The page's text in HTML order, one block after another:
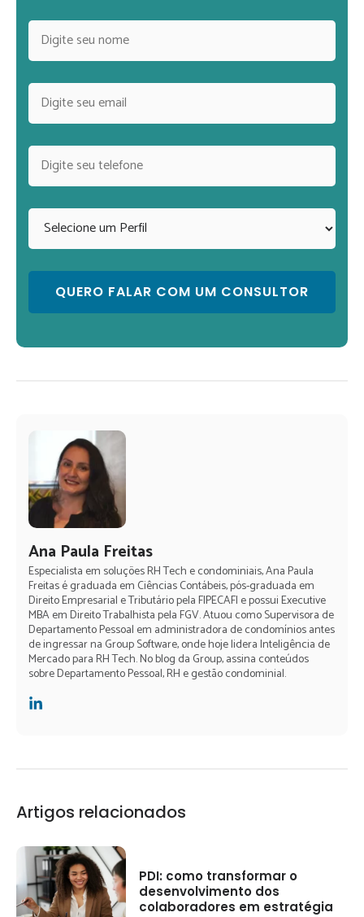
Ana Paula Freitas
Especialista em soluções RH Tech e condominiais, Ana Paula
Freitas é graduada em Ciências Contábeis, pós-graduada em
Direito Empresarial e Tributário pela FIPECAFI e possui Executive
MBA em Direito Trabalhista pela FGV. Atuou como Supervisora de
Departamento Pessoal em administradora de condomínios antes
de ingressar na Group Software, onde hoje lidera Inteligência de
Mercado para RH Tech. No blog da Group, assina conteúdos
sobre Departamento Pessoal, RH e gestão condominial.
Artigos relacionados
PDI: como transformar o
desenvolvimento dos
colaboradores em estratégia